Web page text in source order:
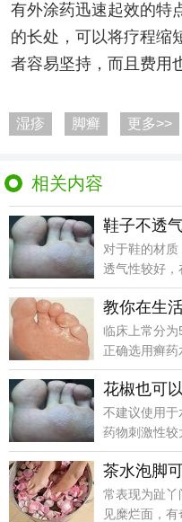
有外涂药迅速起效的特
的长处，可以将疗程缩
者容易坚持，而且费用
湿疹 脚癣 更多>>
相关内容
鞋子不透
对于鞋的材
透气性较好，
脚癣发生的几
教你在生
临床上常分
正确选用癣
严重者，可
花椒也可
不建议使用
药物刺激性较
甚者会引起过
茶水泡脚
常表现为趾
见糜烂面，